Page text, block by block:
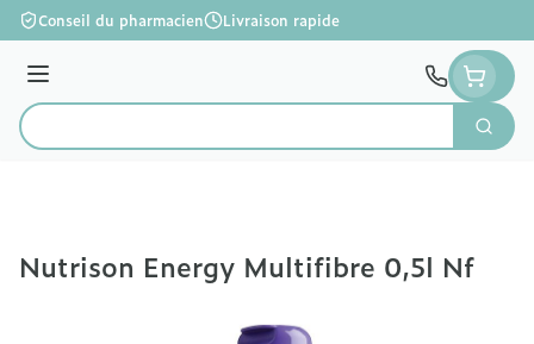
Aller au contenu
Conseil du pharmacien Livraison rapide
Menu
Rechercher
Nutrison Energy Multifibre 0,5l Nf